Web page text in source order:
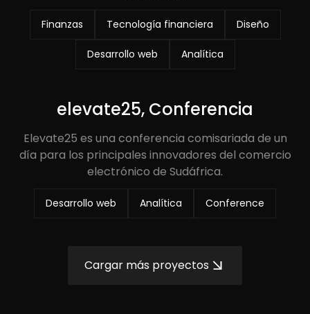
Finanzas Tecnología financiera Diseño
Desarrollo web Analítica
elevate25, Conferencia
Elevate25 es una conferencia comisariada de un
día para los principales innovadores del comercio
electrónico de Sudáfrica.
Desarrollo web Analítica Conference
Cargar más proyectos